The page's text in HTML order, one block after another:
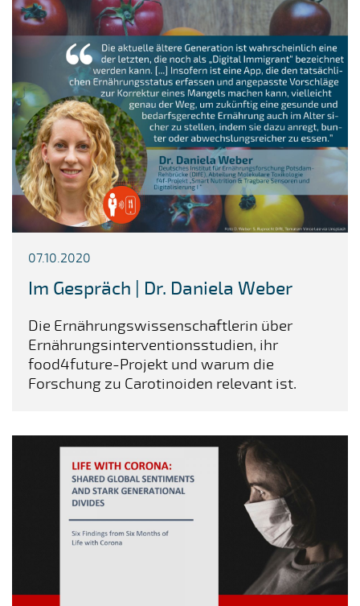
07.10.2020
Im Gespräch | Dr. Daniela Weber
Die Ernährungswissenschaftlerin über
Ernährungsinterventionsstudien, ihr
food4future-Projekt und warum die
Forschung zu Carotinoiden relevant ist.